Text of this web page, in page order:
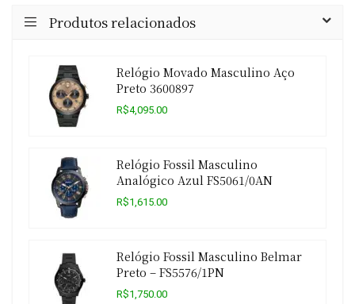
Produtos relacionados
Relógio Movado Masculino Aço
Preto 3600897
R$4,095.00
Relógio Fossil Masculino
Analógico Azul FS5061/0AN
R$1,615.00
Relógio Fossil Masculino Belmar
Preto – FS5576/1PN
R$1,750.00